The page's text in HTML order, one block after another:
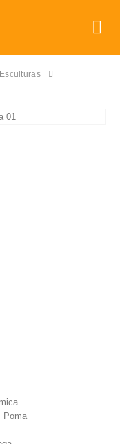
Esculturas